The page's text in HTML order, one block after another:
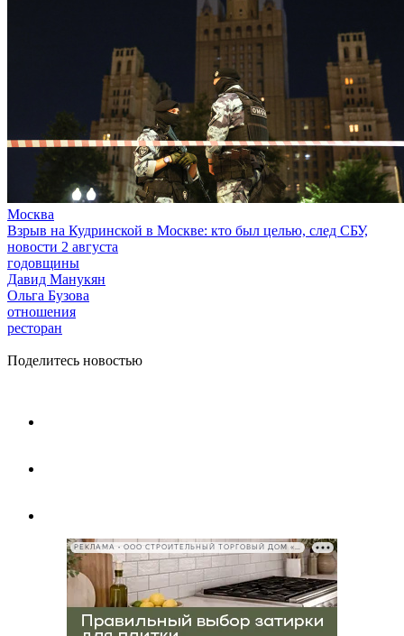
Москва
Взрыв на Кудринской в Москве: кто был целью, след СБУ,
новости 2 августа
годовщины
Давид Манукян
Ольга Бузова
отношения
ресторан
Поделитесь новостью
РЕКЛАМА • ООО СТРОИТЕЛЬНЫЙ ТОРГОВЫЙ ДОМ «ПЕТРОВИЧ», ИНН 7802348846